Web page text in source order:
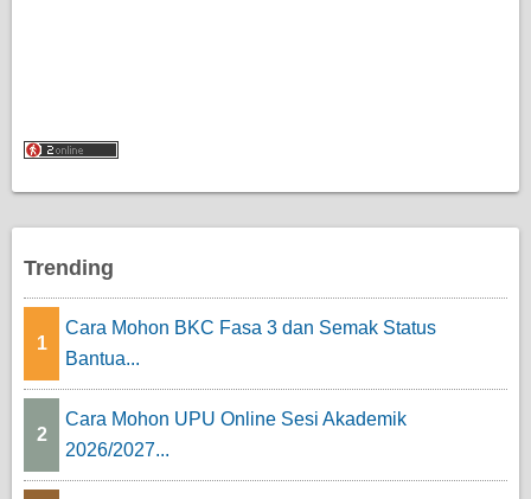
Trending
1
Cara Mohon BKC Fasa 3 dan Semak Status
Bantua...
2
Cara Mohon UPU Online Sesi Akademik
2026/2027...